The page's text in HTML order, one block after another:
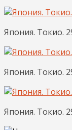
Япония. Токио.
Япония. Токио.
Япония. Токио.